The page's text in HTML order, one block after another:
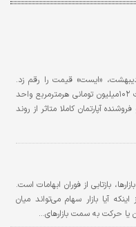
«ایست» قیمت را رقم زد.
شاخص مسکن «دنیای‌اقتصاد» از متوسط قیمت ۱۰۲میلیون تومانی هرمترمربع واحد
آپارتمان کاملا متاثر از روند
بازتابی از فوران ابهامات است.
آیا بازار سهام می‌تواند میان
یا حرکت به سمت بازارهای…